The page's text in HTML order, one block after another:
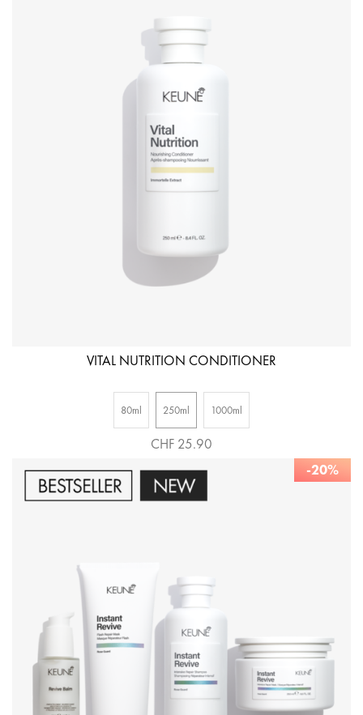
VITAL NUTRITION CONDITIONER
80ml 250ml 1000ml
CHF 25.90
-20%